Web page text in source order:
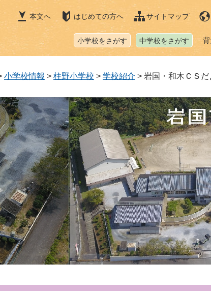
本文へ はじめての方へ サイトマップ
小学校をさがす 中学校をさがす
小学校情報 > 柱野小学校 > 学校紹介 > 岩国・和木ＣＳだ